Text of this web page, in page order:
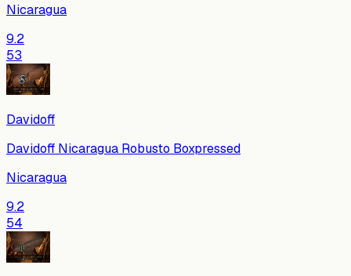
Nicaragua
9.2
53
Davidoff
Davidoff Nicaragua Robusto Boxpressed
Nicaragua
9.2
54